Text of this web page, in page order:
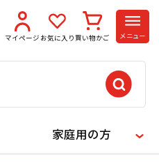
マイページ お気に入り 買い物かご メニュー
家庭用の方